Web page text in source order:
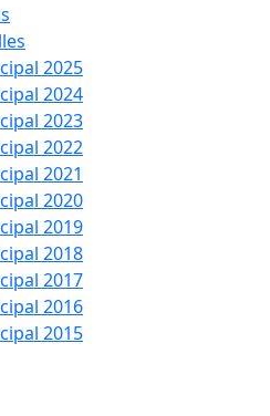
2025
2024
2023
2022
2021
2020
2019
2018
2017
2016
2015